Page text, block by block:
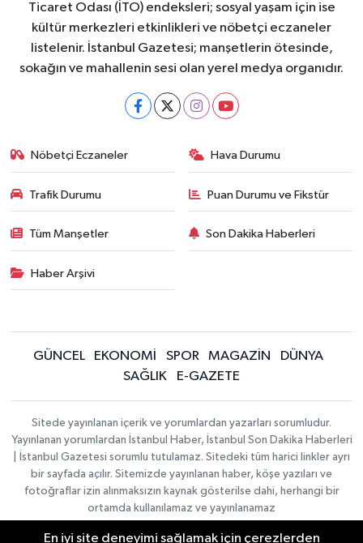
Ticaret Odası (İTO) endeksleri; sosyal yaşam için ise
kültür merkezleri etkinlikleri ve nöbetçi eczaneler
listelenir. İstanbul Gazetesi; manşetlerin ötesinde,
sokağın ve mahallenin sesi olan yerel medya organıdır.
Nöbetçi Eczaneler Hava Durumu
Trafik Durumu Puan Durumu ve Fikstür
Tüm Manşetler Son Dakika Haberleri
Haber Arşivi
GÜNCEL EKONOMİ SPOR MAGAZİN
DÜNYA
SAĞLIK
E-GAZETE
Sitede yayınlanan içerik ve yorumlardan yazarları sorumludur.
Yayınlanan yorumlardan İstanbul Haber, İstanbul Son Dakika Haberleri
| İstanbul Gazetesi sorumlu tutulamaz. Sitedeki tüm harici linkler ayrı
bir sayfada açılır. Sitemizde yayınlanan haber, köşe yazıları ve
fotoğraflar izin alınmaksızın kaynak gösterilse dahi, herhangi bir
ortamda kullanılamaz ve yayınlanamaz
En iyi site deneyimi sağlamak için çerezlerden